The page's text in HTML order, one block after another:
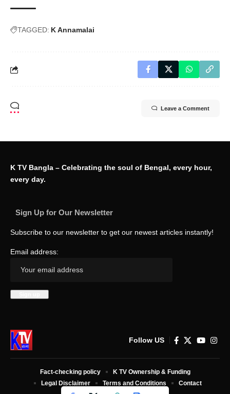
TAGGED: K Annamalai
Leave a Comment
K TV Bangla – Celebrating the soul of Bengal, every hour,
every day.
Sign Up for Our Newsletter
Subscribe to our newsletter to get our newest articles instantly!
Email address:
Follow US
Fact-checking policy
K TV Ownership & Funding
Legal Disclaimer
Terms and Conditions Contact